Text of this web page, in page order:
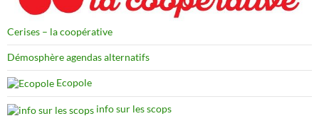
Cerises – la coopérative
Démosphère agendas alternatifs
Ecopole
info sur les scops